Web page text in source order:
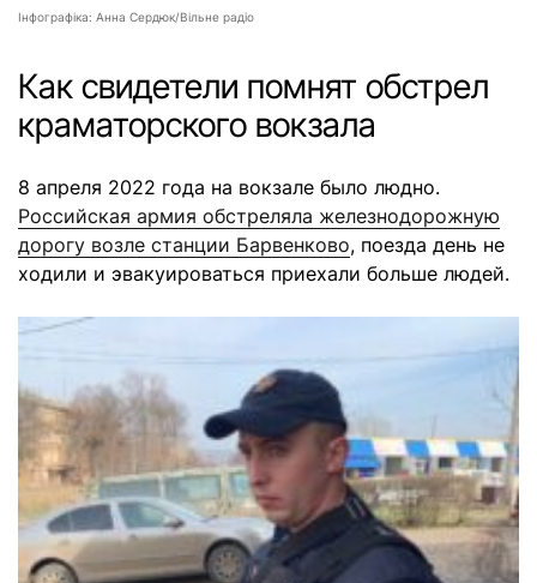
Інфографіка: Анна Сердюк/Вільне радіо
Как свидетели помнят обстрел
краматорского вокзала
8 апреля 2022 года на вокзале было людно.
Российская армия обстреляла железнодорожную
дорогу возле станции Барвенково, поезда день не
ходили и эвакуироваться приехали больше людей.